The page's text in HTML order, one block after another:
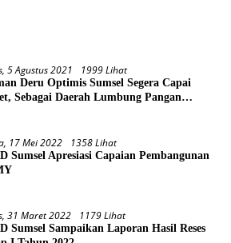
5 Agustus 2021 1999 Lihat
Deru Optimis Sumsel Segera Capai
Sebagai Daerah Lumbung Pangan
17 Mei 2022 1358 Lihat
Sumsel Apresiasi Capaian Pembangunan
31 Maret 2022 1179 Lihat
Sumsel Sampaikan Laporan Hasil Reses